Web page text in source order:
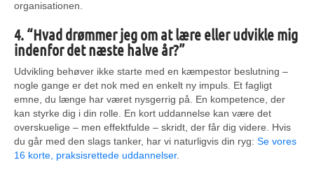
organisationen.
4. “Hvad drømmer jeg om at lære eller udvikle mig
indenfor det næste halve år?”
Udvikling behøver ikke starte med en kæmpestor beslutning –
nogle gange er det nok med en enkelt ny impuls. Et fagligt
emne, du længe har været nysgerrig på. En kompetence, der
kan styrke dig i din rolle. En kort uddannelse kan være det
overskuelige – men effektfulde – skridt, der får dig videre. Hvis
du går med den slags tanker, har vi naturligvis din ryg: Se vores
16 korte, praksisrettede uddannelser.